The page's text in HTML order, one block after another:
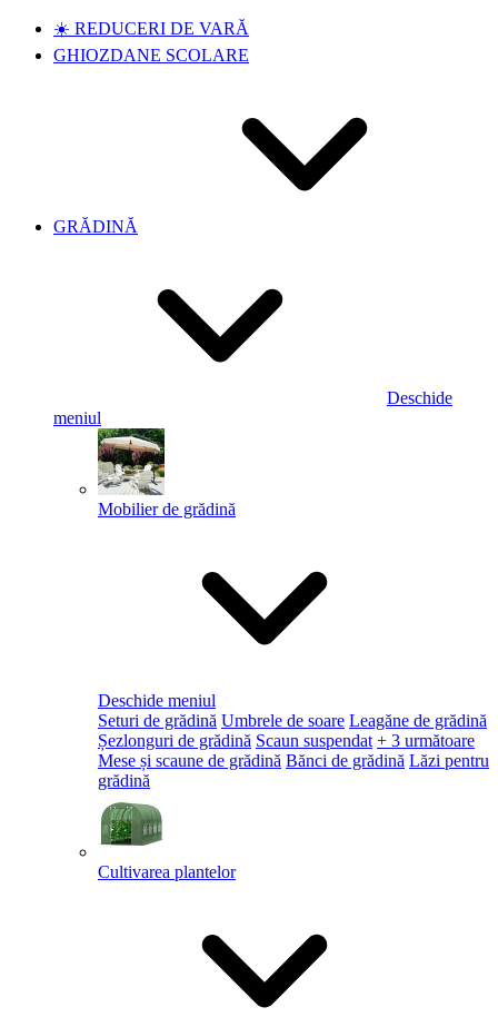
☀️ REDUCERI DE VARĂ
GHIOZDANE SCOLARE
GRĂDINĂ
Deschide
meniul
Mobilier de grădină
Deschide meniul
Seturi de grădină Umbrele de soare Leagăne de grădină
Șezlonguri de grădină Scaun suspendat + 3 următoare
Mese și scaune de grădină Bănci de grădină Lăzi pentru
grădină
Cultivarea plantelor